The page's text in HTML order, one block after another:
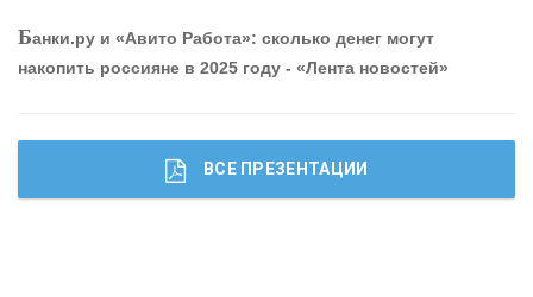
Банки.ру и «Авито Работа»: сколько денег могут
накопить россияне в 2025 году - «Лента новостей»
ВСЕ ПРЕЗЕНТАЦИИ